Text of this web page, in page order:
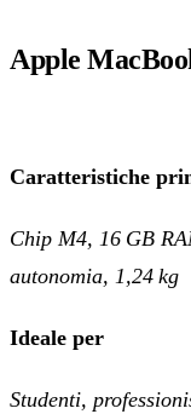
Apple
Caratteristiche
Chip M4, 16 GB
autonomia, 1,24 kg
Ideale per
Studenti,